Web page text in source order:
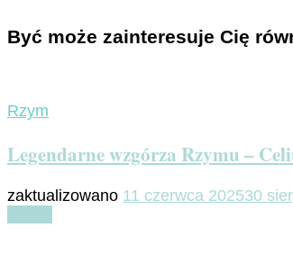
Być może zainteresuje Cię
Rzym
Legendarne wzgórza Rzymu –
zaktualizowano 11 czerwca 202530